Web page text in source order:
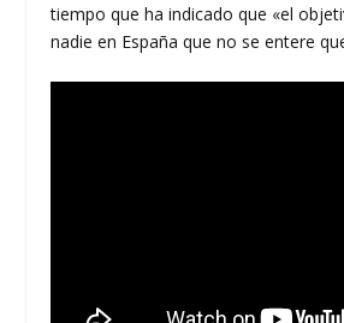
tiempo que ha indicado que «el
nadie en España que no se entere